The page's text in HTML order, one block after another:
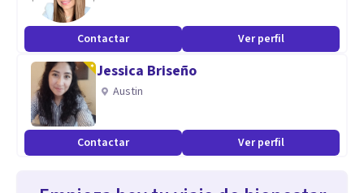
Contactar Ver perfil
Jessica Briseño
Austin
Contactar Ver perfil